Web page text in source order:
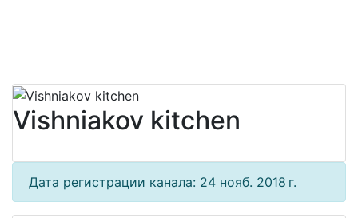
Vishniakov kitchen
Дата регистрации канала: 24 нояб. 2018 г.